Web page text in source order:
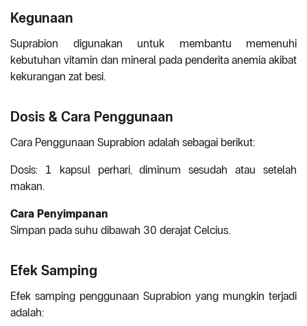
Kegunaan
Suprabion digunakan untuk membantu memenuhi
kebutuhan vitamin dan mineral pada penderita anemia akibat
kekurangan zat besi.
Dosis & Cara Penggunaan
Cara Penggunaan Suprabion adalah sebagai berikut:
Dosis: 1 kapsul perhari, diminum sesudah atau setelah
makan.
Cara Penyimpanan
Simpan pada suhu dibawah 30 derajat Celcius.
Efek Samping
Efek samping penggunaan Suprabion yang mungkin terjadi
adalah: